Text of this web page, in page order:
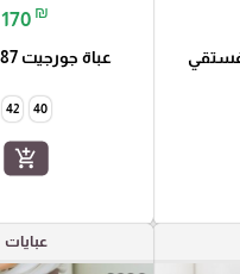
170 ₪
عباة جورجيت 3887 كحلي
40
42
add_shopping_cart
عبايات